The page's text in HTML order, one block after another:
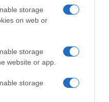
storage
on web or
storage
website or app.
storage
Corte non un